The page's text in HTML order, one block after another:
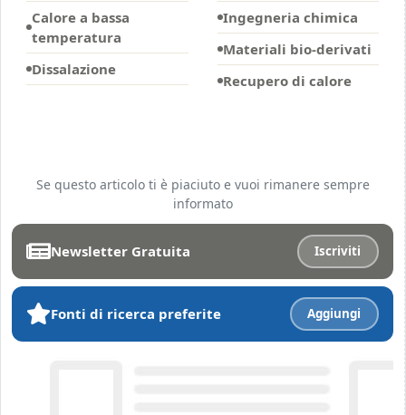
Calore a bassa
temperatura
Dissalazione
Ingegneria chimica
Materiali bio-derivati
Recupero di calore
Se questo articolo ti è piaciuto e vuoi rimanere sempre
informato
Newsletter Gratuita Iscriviti
Fonti di ricerca preferite Aggiungi